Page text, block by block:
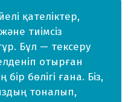
қателіктер,
тиімсіз
Бұл — тексеру
отырған
бөлігі ғана. Біз,
тоналып,